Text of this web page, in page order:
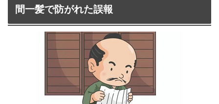
間一髪で防がれた誤報